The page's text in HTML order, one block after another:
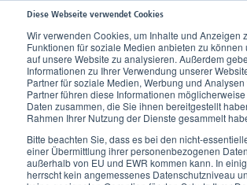
Diese Webseite verwendet Cookies
Wir verwenden Cookies, um Inhalte und Anzeigen
Funktionen für soziale Medien anbieten zu können
auf unsere Website zu analysieren. Außerdem
Informationen zu Ihrer Verwendung unserer
Partner für soziale Medien, Werbung und Analysen
Partner führen diese Informationen
Daten zusammen, die Sie ihnen bereitgestellt
Rahmen Ihrer Nutzung der Dienste gesammelt
Bitte beachten Sie, dass es bei den nicht-
einer Übermittlung ihrer personenbezogenen
außerhalb von EU und EWR kommen kann. In
herrscht kein angemessenes Datenschutzniveau
Home Aktuelles Neuigkeiten
Gute Reise für Ihre
22. Juni 2017